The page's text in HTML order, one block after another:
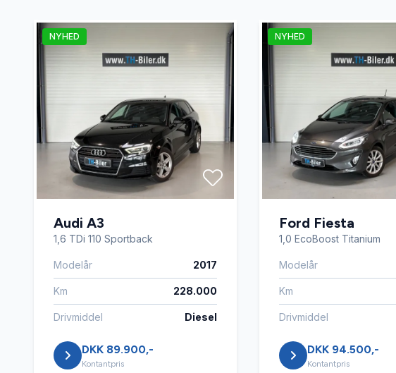
Parkeringssensor bagved Splitbagsæder
Tonede ruder Træthedsregistrering
Varme i rattet Vejbaneassistent
NYHED
Audi A3
1,6 TDi 110 Sportback
Modelår 2017
Km 228.000
Drivmiddel Diesel
DKK 89.900,-
Kontantpris
NYHED
Ford Fiesta
1,0 EcoBoost Titanium
Modelår
Km
Drivmiddel
DKK 94.500,-
Kontantpris